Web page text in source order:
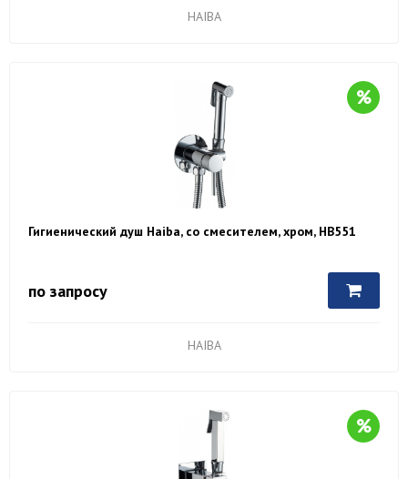
HAIBA
Гигиенический душ Haiba, со смесителем, хром, HB551
по запросу
HAIBA